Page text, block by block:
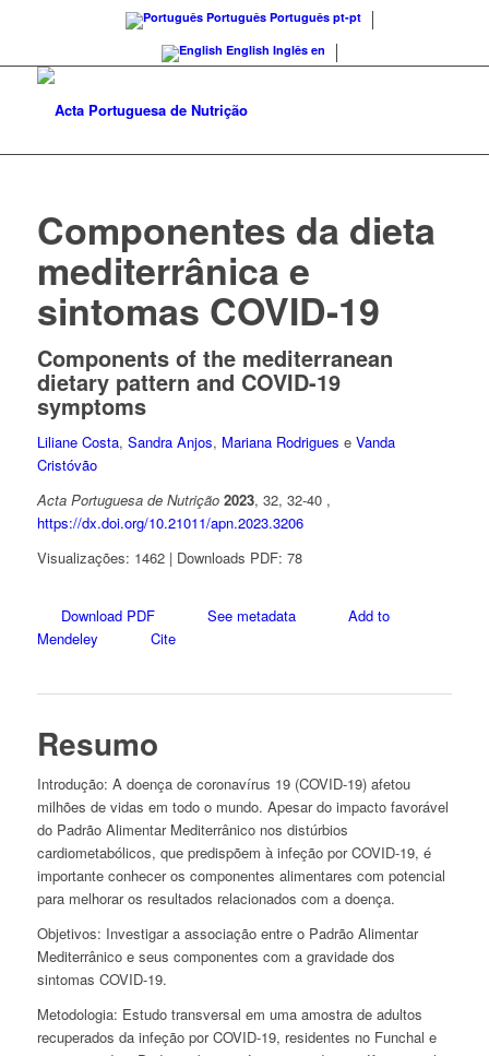
Português Português pt-pt
English Inglês en
Componentes da dieta
mediterrânica e
sintomas COVID-19
Components of the mediterranean
dietary pattern and COVID-19
symptoms
Liliane Costa, Sandra Anjos, Mariana Rodrigues e Vanda
Cristóvão
Acta Portuguesa de Nutrição 2023, 32, 32-40 ,
https://dx.doi.org/10.21011/apn.2023.3206
Visualizações: 1462 | Downloads PDF: 78
Download PDF See metadata
Add to
Mendeley
Cite
Resumo
Introdução: A doença de coronavírus 19 (COVID-19) afetou
milhões de vidas em todo o mundo. Apesar do impacto favorável
do Padrão Alimentar Mediterrânico nos distúrbios
cardiometabólicos, que predispõem à infeção por COVID-19, é
importante conhecer os componentes alimentares com potencial
para melhorar os resultados relacionados com a doença.
Objetivos: Investigar a associação entre o Padrão Alimentar
Mediterrânico e seus componentes com a gravidade dos
sintomas COVID-19.
Metodologia: Estudo transversal em uma amostra de adultos
recuperados da infeção por COVID-19, residentes no Funchal e